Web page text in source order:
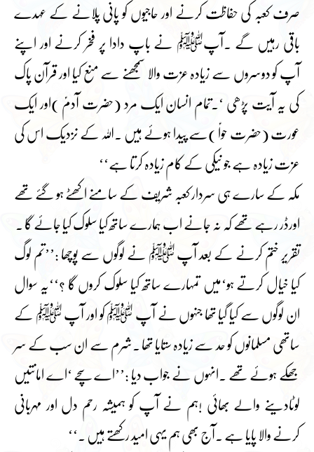
صرف کعبہ کی حفاظت کرنے اور حاجیوں کو پانی پلانے کے عہدے
باقی رہیں گے ۔آپﷺ نے باپ دادا پر فخر کرنے اور اپنے
آپ کو دوسروں سے زیادہ عزت والا سمجھنے سے منع کیا اور قرآن پاک
کی یہ آیت پڑھی ‘۔تمام انسان ایک مرد (حضرت آدمؑ )اور ایک
عورت (حضرت حواؑ )سے پیدا ہوئے ہیں ۔اللہ کے نزدیک اس کی
عزت زیادہ ہے جو نیکی کے کام زیادہ کرتا ہے‘‘
مکہ کے سارے ہی سردار کعبہ شریف کے سامنے اکھٹے ہو گئے تھے
اورڈر رہے تھے کہ نہ جانے اب ہمارے ساتھ کیا سلوک کیا جائے گا ۔
تقریر ختم کرنے کے بعد آپ ﷺ نے لوگوں سے پوچھا :’’تم لوگ
کیا خیال کرتے ہو‘میں تمہارے ساتھ کیا سلوک کروں گا ؟‘‘یہ سوال
ان لوگوں سے کیا گیا تھا جنہوں نے آپ ﷺ کو اور آپ ﷺ کے
ساتھی مسلمانوں کو حد سے زیادہ ستایا تھا ۔شرم سے ان سب کے سر
جھکے ہوئے تھے ۔انہوں نے جواب دیا :’’اے سچے ‘اے امانتیں
لوٹادینے والے بھائی !ہم نے آپ کو ہمیشہ رحم دل اور مہربانی
کرنے والا پایا ہے ۔آج بھی ہم یہی امید رکھتے ہیں ۔‘‘